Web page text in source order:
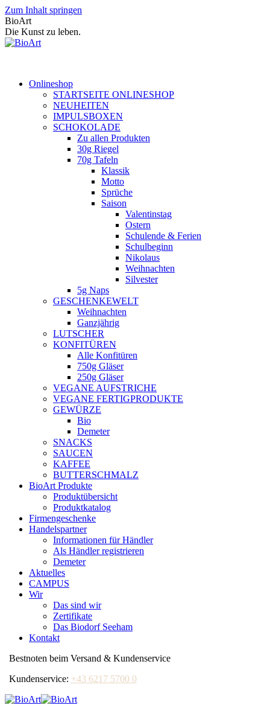
Zum Inhalt springen
BioArt
Die Kunst zu leben.
Onlineshop
STARTSEITE ONLINESHOP
NEUHEITEN
IMPULSBOXEN
SCHOKOLADE
Zu allen Produkten
30g Riegel
70g Tafeln
Klassik
Motto
Sprüche
Saison
Valentinstag
Ostern
Schulende & Ferien
Schulbeginn
Nikolaus
Weihnachten
Silvester
5g Naps
GESCHENKEWELT
Weihnachten
Ganzjährig
LUTSCHER
KONFITÜREN
Alle Konfitüren
750g Gläser
250g Gläser
VEGANE AUFSTRICHE
VEGANE FERTIGPRODUKTE
GEWÜRZE
Bio
Demeter
SNACKS
SAUCEN
KAFFEE
BUTTERSCHMALZ
BioArt Produkte
Produktübersicht
Produktkatalog
Firmengeschenke
Handelspartner
Informationen für Händler
Als Händler registrieren
Demeter
Aktuelles
CAMPUS
Wir
Das sind wir
Zertifikate
Das Biodorf Seeham
Kontakt
Bestnoten beim Versand & Kundenservice
Kundenservice: +43 6217 5700 0